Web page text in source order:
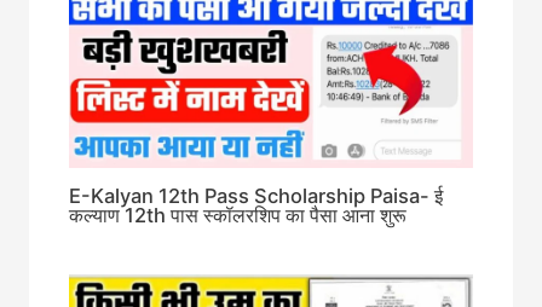
E-Kalyan 12th Pass Scholarship Paisa- ई
कल्याण 12th पास स्कॉलरशिप का पैसा आना शुरू